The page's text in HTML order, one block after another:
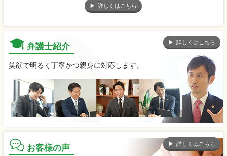
詳しくはこちら
弁護士紹介 詳しくはこちら
笑顔で明るく丁寧かつ親身に対応します。
お客様の声 詳しくはこちら